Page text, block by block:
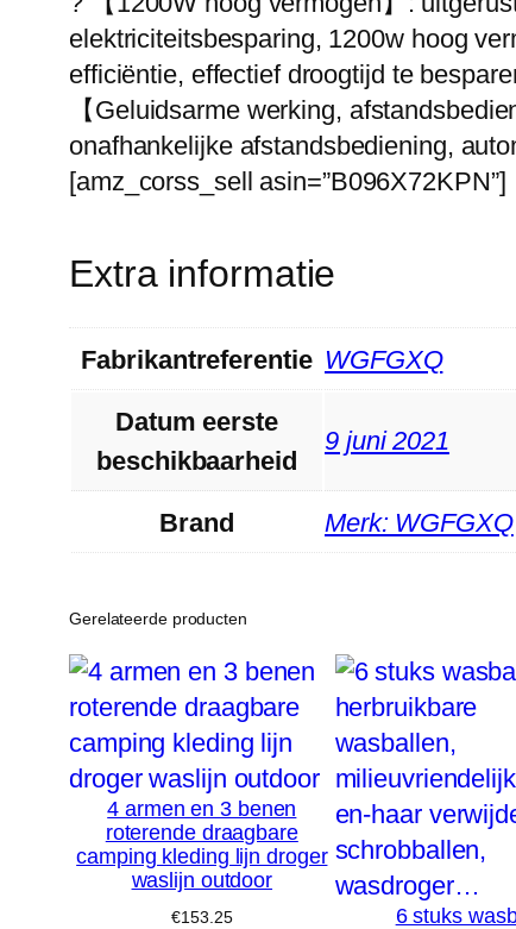
elektriciteitsbesparing, 1200w hoog
efficiëntie, effectief droogtijd te
【Geluidsarme werking,
onafhankelijke afstandsbediening,
[amz_corss_sell asin=”B096X72KPN”]
Extra informatie
Fabrikantreferentie WGFGXQ
Datum eerste
beschikbaarheid
9 juni 2021
Brand Merk: WGFGXQ
Gerelateerde producten
4 armen en 3 benen
roterende draagbare
camping kleding lijn droger
waslijn outdoor
€153.25
6 stuks